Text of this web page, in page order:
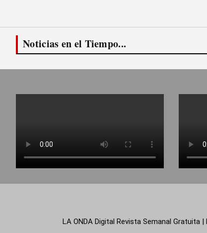
Noticias en el Tiempo...
LA ONDA Digital Revista Semanal